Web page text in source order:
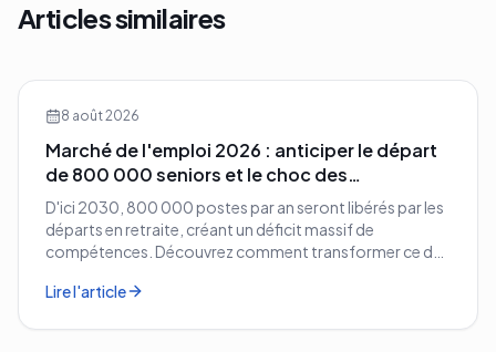
Articles similaires
8 août 2026
Marché de l'emploi 2026 : anticiper le départ
de 800 000 seniors et le choc des
compétences
D'ici 2030, 800 000 postes par an seront libérés par les
départs en retraite, créant un déficit massif de
compétences. Découvrez comment transformer ce défi
entreprise.
Lire l'article